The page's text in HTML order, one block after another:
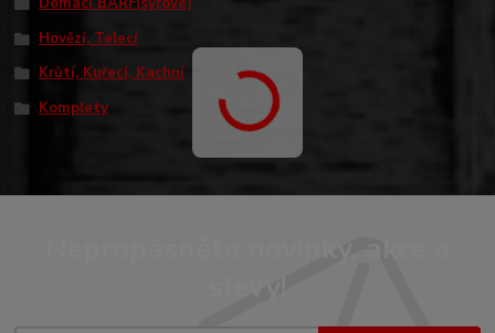
Hovězí, Telecí
Krůtí, Kuřecí, Kachní
Komplety